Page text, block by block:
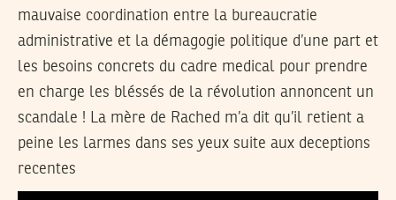
mauvaise coordination entre la bureaucratie
administrative et la démagogie politique d’une part et
les besoins concrets du cadre medical pour prendre
en charge les bléssés de la révolution annoncent un
scandale ! La mère de Rached m’a dit qu’il retient a
peine les larmes dans ses yeux suite aux deceptions
recentes